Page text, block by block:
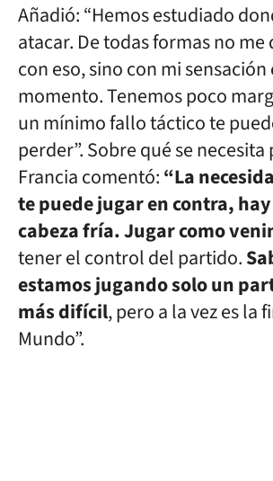
Añadió: “Hemos estudiado
atacar. De todas formas no
con eso, sino con mi sensación
momento. Tenemos poco
un mínimo fallo táctico te
perder”. Sobre qué se necesita
Francia comentó:“La
te puede jugar en contra,
cabeza fría. Jugar como
tener el control del partido.
estamos jugando solo un
más difícil, pero a la vez es la
Mundo”.